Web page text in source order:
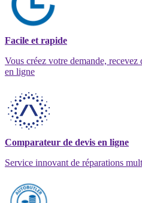
Facile et rapide
Vous créez votre demande,
en ligne
Comparateur de devis en ligne
Service innovant de réparations